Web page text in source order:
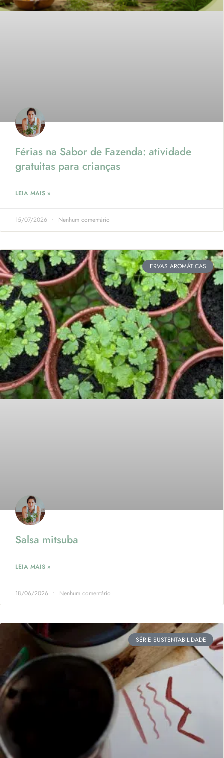
Férias na Sabor de Fazenda: atividade
gratuitas para crianças
LEIA MAIS »
15/07/2026 Nenhum comentário
ERVAS AROMÁTICAS
Salsa mitsuba
LEIA MAIS »
18/06/2026 Nenhum comentário
SÉRIE SUSTENTABILIDADE